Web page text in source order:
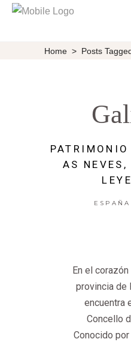
Home > Posts
AS
ESPAÑA
En el
provincia de
encuentra
Concello
Conocido